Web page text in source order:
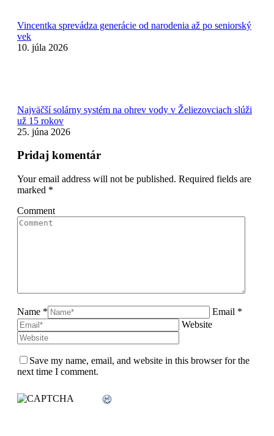
Vincentka sprevádza generácie od narodenia až po seniorský
vek
10. júla 2026
Najväčší solárny systém na ohrev vody v Želiezovciach slúži
už 15 rokov
25. júna 2026
Pridaj komentár
Your email address will not be published. Required fields are
marked *
Comment
Name *
Email *
Website
Save my name, email, and website in this browser for the
next time I comment.